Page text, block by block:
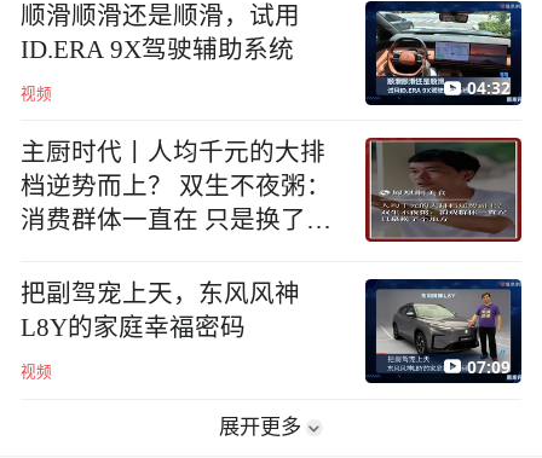
顺滑顺滑还是顺滑，试用
ID.ERA 9X驾驶辅助系统
视频 04:32
主厨时代丨人均千元的大排
档逆势而上？ 双生不夜粥：
消费群体一直在 只是换了个
把副驾宠上天，东风风神
L8Y的家庭幸福密码
视频 07:09
展开更多